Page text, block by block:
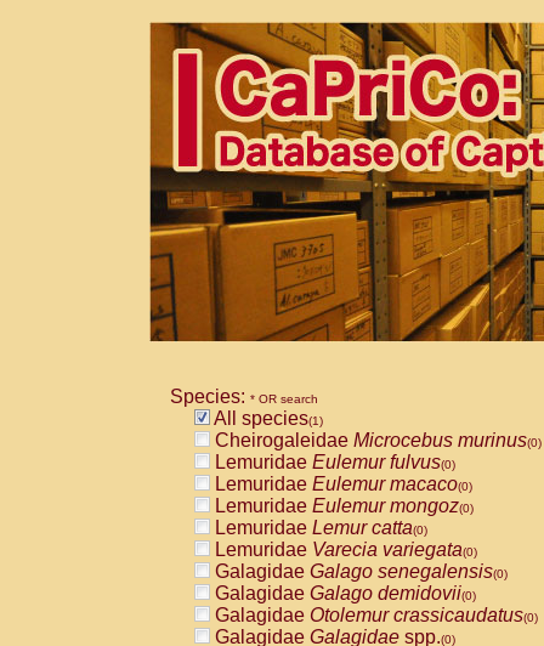
Species: * OR search
All species(1)
Cheirogaleidae Microcebus murinus(0)
Lemuridae Eulemur fulvus(0)
Lemuridae Eulemur macaco(0)
Lemuridae Eulemur mongoz(0)
Lemuridae Lemur catta(0)
Lemuridae Varecia variegata(0)
Galagidae Galago senegalensis(0)
Galagidae Galago demidovii(0)
Galagidae Otolemur crassicaudatus(0)
Galagidae Galagidae spp.(0)